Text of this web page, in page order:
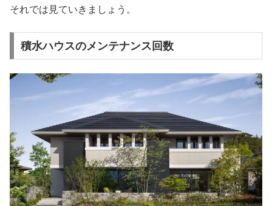
それでは見ていきましょう。
積水ハウスのメンテナンス回数